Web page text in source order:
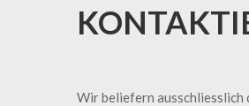
Wir beliefern ausschliesslich